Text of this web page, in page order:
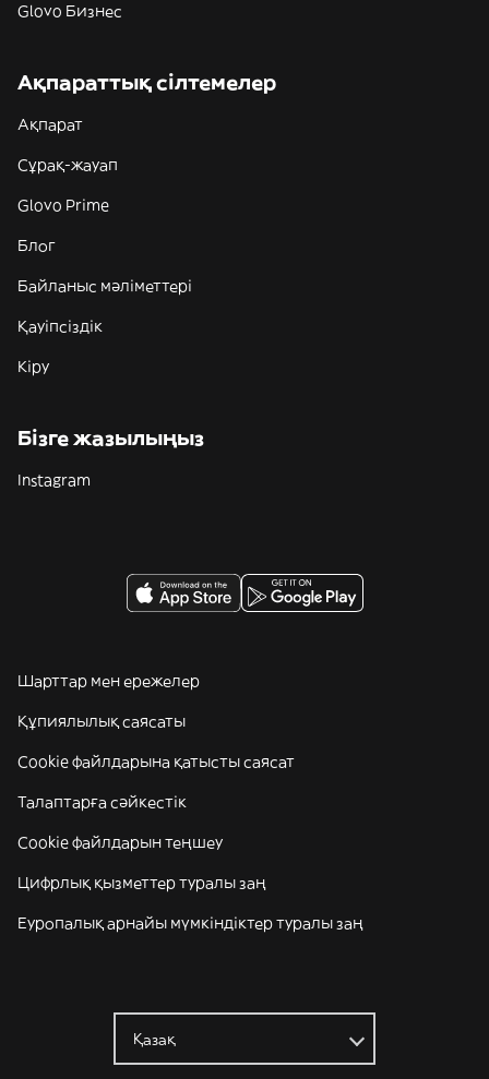
Glovo Бизнес
Ақпараттық сілтемелер
Ақпарат
Сұрақ-жауап
Glovo Prime
Блог
Байланыс мәліметтері
Қауіпсіздік
Кіру
Бізге жазылыңыз
Instagram
Шарттар мен ережелер
Құпиялылық саясаты
Cookie файлдарына қатысты саясат
Талаптарға сәйкестік
Cookie файлдарын теңшеу
Цифрлық қызметтер туралы заң
Еуропалық арнайы мүмкіндіктер туралы заң